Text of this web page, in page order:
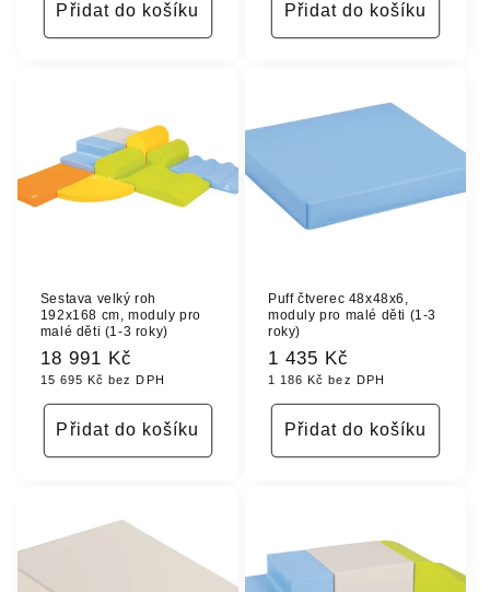
Přidat do košíku Přidat do košíku
Sestava velký roh
192x168 cm, moduly pro
malé děti (1-3 roky)
Běžná
cena
18 991 Kč
15 695 Kč bez DPH
Přidat do košíku
Puff čtverec 48x48x6,
moduly pro malé děti (1-3
roky)
Běžná
cena
1 435 Kč
1 186 Kč bez DPH
Přidat do košíku